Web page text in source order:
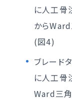
に人工骨
から
(図4)
ブレード
に人工骨
Ward三